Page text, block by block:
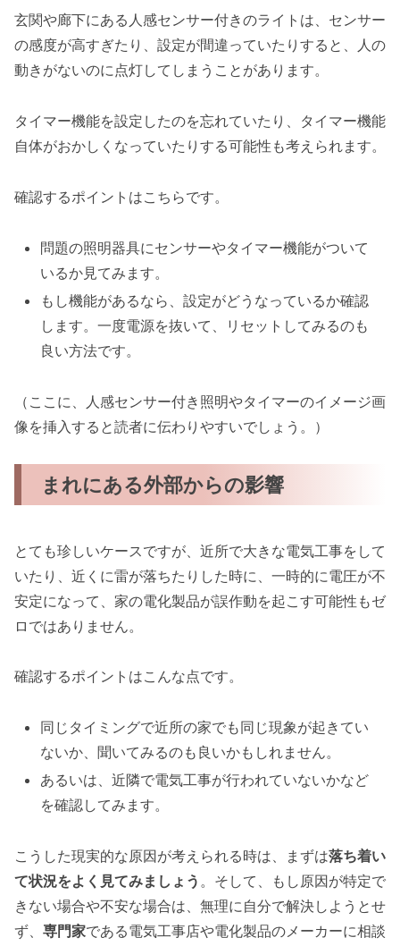
玄関や廊下にある人感センサー付きのライトは、センサー
の感度が高すぎたり、設定が間違っていたりすると、人の
動きがないのに点灯してしまうことがあります。
タイマー機能を設定したのを忘れていたり、タイマー機能
自体がおかしくなっていたりする可能性も考えられます。
確認するポイントはこちらです。
問題の照明器具にセンサーやタイマー機能がついて
いるか見てみます。
もし機能があるなら、設定がどうなっているか確認
します。一度電源を抜いて、リセットしてみるのも
良い方法です。
（ここに、人感センサー付き照明やタイマーのイメージ画
像を挿入すると読者に伝わりやすいでしょう。）
まれにある外部からの影響
とても珍しいケースですが、近所で大きな電気工事をして
いたり、近くに雷が落ちたりした時に、一時的に電圧が不
安定になって、家の電化製品が誤作動を起こす可能性もゼ
ロではありません。
確認するポイントはこんな点です。
同じタイミングで近所の家でも同じ現象が起きてい
ないか、聞いてみるのも良いかもしれません。
あるいは、近隣で電気工事が行われていないかなど
を確認してみます。
こうした現実的な原因が考えられる時は、まずは落ち着い
て状況をよく見てみましょう 。そして、もし原因が特定で
きない場合や不安な場合は、無理に自分で解決しようとせ
ず、 専門家である電気工事店や電化製品のメーカーに相談